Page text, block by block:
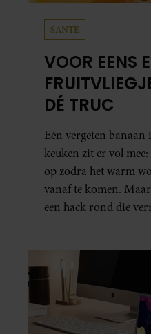
SANTE
VOOR EENS
DÉ TRUC
Eén vergeten
keuken zit er vol
op zodra het warm
vanaf te komen.
een hack rond die